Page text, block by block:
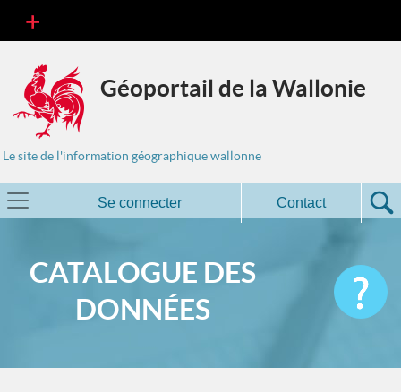
Géoportail de la Wallonie
Le site de l'information géographique wallonne
Se connecter Contact
CATALOGUE DES
DONNÉES